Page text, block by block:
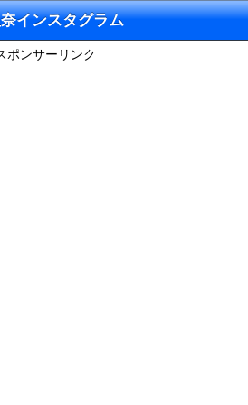
インスタグラム
ポンサーリンク